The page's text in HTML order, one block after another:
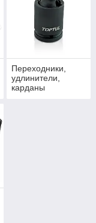
Переходники,
удлинители,
карданы